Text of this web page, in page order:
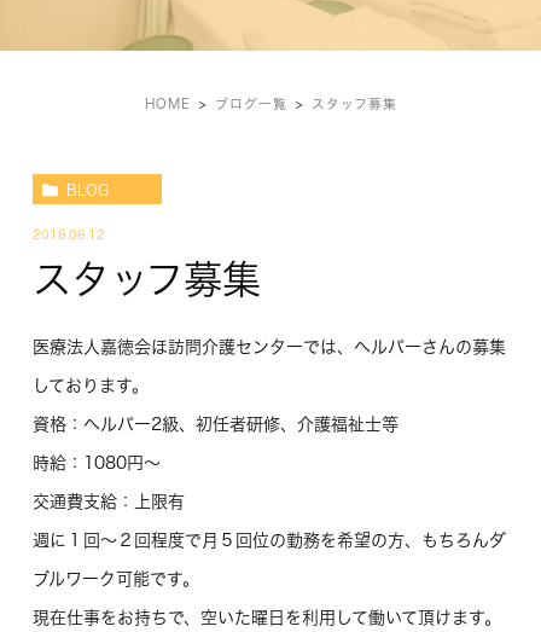
HOME ブログ一覧 スタッフ募集
BLOG
2018.06.12
スタッフ募集
医療法人嘉徳会ほ訪問介護センターでは、ヘルパーさんの募集
しております。
資格：ヘルパー2級、初任者研修、介護福祉士等
時給：1080円～
交通費支給：上限有
週に１回～２回程度で月５回位の勤務を希望の方、もちろんダ
ブルワーク可能です。
現在仕事をお持ちで、空いた曜日を利用して働いて頂けます。